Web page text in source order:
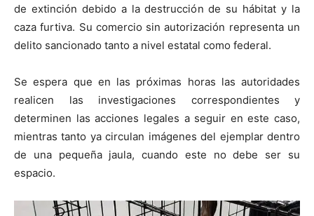
de extinción debido a la destrucción de su hábitat y la
caza furtiva. Su comercio sin autorización representa un
delito sancionado tanto a nivel estatal como federal.
Se espera que en las próximas horas las autoridades
realicen las investigaciones correspondientes y
determinen las acciones legales a seguir en este caso,
mientras tanto ya circulan imágenes del ejemplar dentro
de una pequeña jaula, cuando este no debe ser su
espacio.